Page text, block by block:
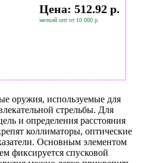
Цена: 512.92 р.
мелкий опт от 10 000 р.
оружия, используемые для
стрельбы. Для
и определения расстояния
коллиматоры, оптические
Основным элементом
фиксируется спусковой